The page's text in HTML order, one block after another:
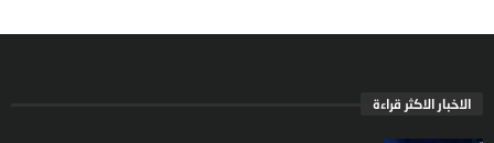
الاخبار الاكثر قراءة